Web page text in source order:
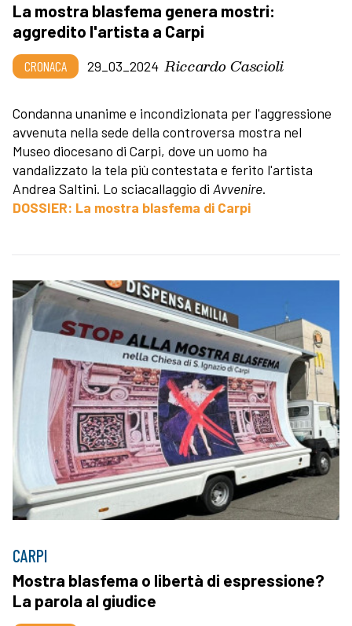
La mostra blasfema genera mostri:
aggredito l'artista a Carpi
CRONACA 29_03_2024 Riccardo Cascioli
Condanna unanime e incondizionata per l'aggressione
avvenuta nella sede della controversa mostra nel
Museo diocesano di Carpi, dove un uomo ha
vandalizzato la tela più contestata e ferito l'artista
Andrea Saltini. Lo sciacallaggio di Avvenire.
DOSSIER: La mostra blasfema di Carpi
CARPI
Mostra blasfema o libertà di espressione?
La parola al giudice